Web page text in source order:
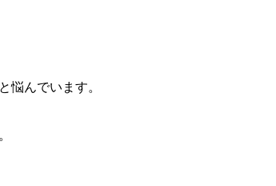
悩んでいます。